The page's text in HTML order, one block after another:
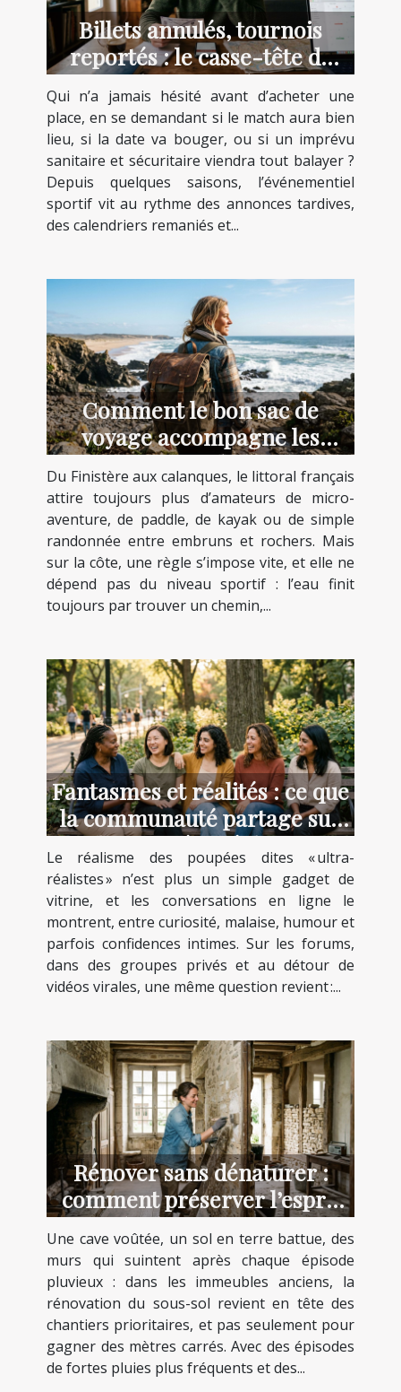
Billets annulés, tournois
reportés : le casse-tête de
l’incertitude
Qui n’a jamais hésité avant d’acheter une
place, en se demandant si le match aura bien
lieu, si la date va bouger, ou si un imprévu
sanitaire et sécuritaire viendra tout balayer ?
Depuis quelques saisons, l’événementiel
sportif vit au rythme des annonces tardives,
des calendriers remaniés et...
Comment le bon sac de
voyage accompagne les
aventuriers du littoral
Du Finistère aux calanques, le littoral français
attire toujours plus d’amateurs de micro-
aventure, de paddle, de kayak ou de simple
randonnée entre embruns et rochers. Mais
sur la côte, une règle s’impose vite, et elle ne
dépend pas du niveau sportif : l’eau finit
toujours par trouver un chemin,...
Fantasmes et réalités : ce que
la communauté partage sur
les poupées réalistes
Le réalisme des poupées dites « ultra-
réalistes » n’est plus un simple gadget de
vitrine, et les conversations en ligne le
montrent, entre curiosité, malaise, humour et
parfois confidences intimes. Sur les forums,
dans des groupes privés et au détour de
vidéos virales, une même question revient :...
Rénover sans dénaturer :
comment préserver l’esprit
des lieux anciens
Une cave voûtée, un sol en terre battue, des
murs qui suintent après chaque épisode
pluvieux : dans les immeubles anciens, la
rénovation du sous-sol revient en tête des
chantiers prioritaires, et pas seulement pour
gagner des mètres carrés. Avec des épisodes
de fortes pluies plus fréquents et des...